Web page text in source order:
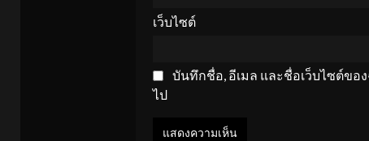
เว็บไซต์
บันทึกชื่อ, อีเมล และชื่อเว็บไซต์ขอ
ไป